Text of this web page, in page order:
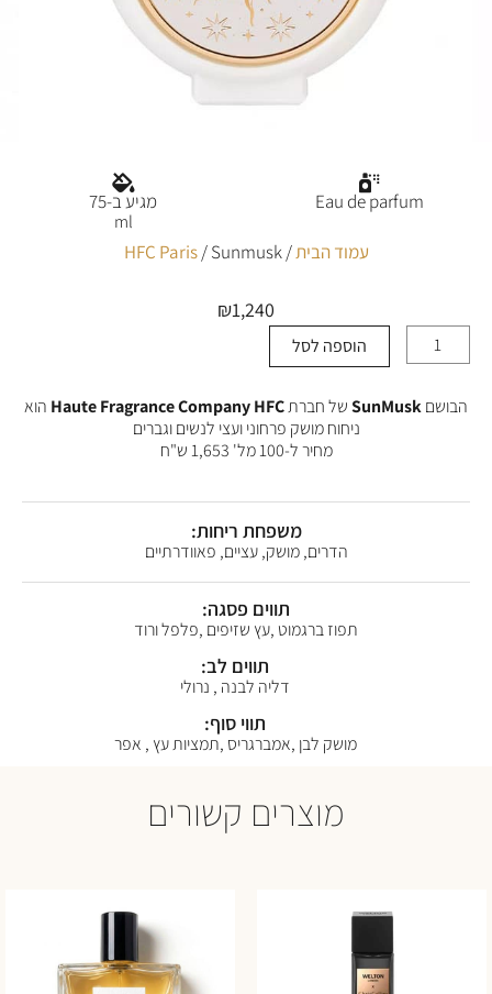
עמוד הבית/
HFC Paris/ Sunmusk
₪1,240
של
הוספה לסל
הבושםSunMuskשל חברתHaute Fragrance Company HFCהוא
ניחוח מושק פרחוני ועצי לנשים וגברים
מחיר ל-100 מל' 1,653 ש"ח
משפחת ריחות:
הדרים, מושק, עציים, פאוודרתיים
תווים פסגה:
תפוז ברגמוט ,עץ שזיפים ,פלפל ורוד
תווים לב:
דליה לבנה , נרולי
תווי סוף:
מושק לבן ,אמברגריס ,תמציות עץ , אפר
Eau de parfum מגיע ב-75
ml
מוצרים קשורים